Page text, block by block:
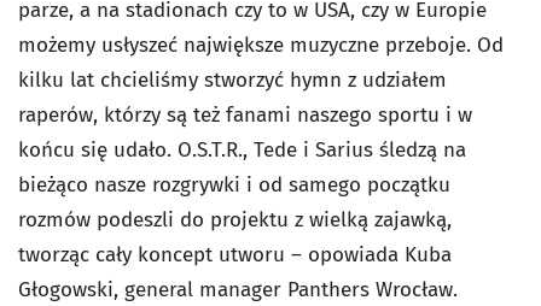
parze, a na stadionach czy to w USA, czy w Europie
możemy usłyszeć największe muzyczne przeboje. Od
kilku lat chcieliśmy stworzyć hymn z udziałem
raperów, którzy są też fanami naszego sportu i w
końcu się udało. O.S.T.R., Tede i Sarius śledzą na
bieżąco nasze rozgrywki i od samego początku
rozmów podeszli do projektu z wielką zajawką,
tworząc cały koncept utworu – opowiada Kuba
Głogowski, general manager Panthers Wrocław.